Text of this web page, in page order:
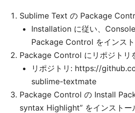
Sublime Text の Package
Installation に従い、Console
Package Control をインス
Package Control にリポジトリ
リポジトリ: https://
sublime-textmate
Package Control の Install
syntax Highlight” をインストー